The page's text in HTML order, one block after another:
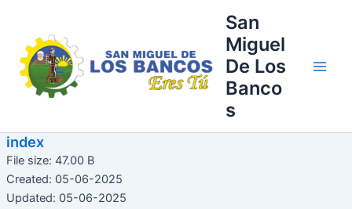
contenido
San
Miguel
De Los
Banco
s
index
File size: 47.00 B
Created: 05-06-2025
Updated: 05-06-2025